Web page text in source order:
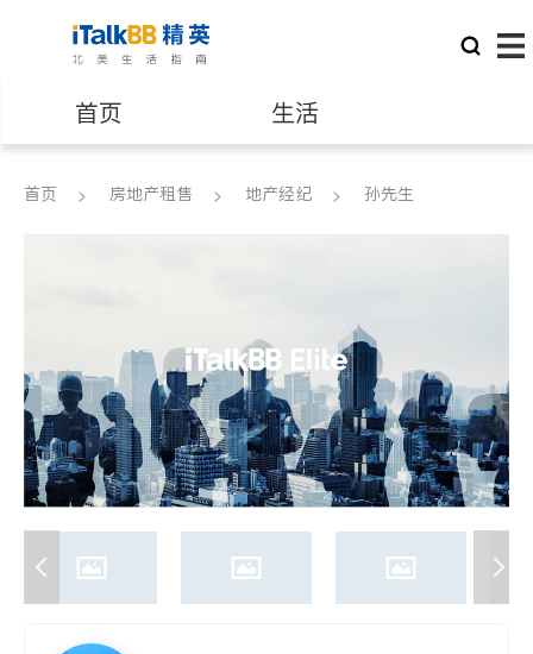
首页 生活
医生 律师
养老 非盈利组织
首页 房地产租售 地产经纪 孙先生